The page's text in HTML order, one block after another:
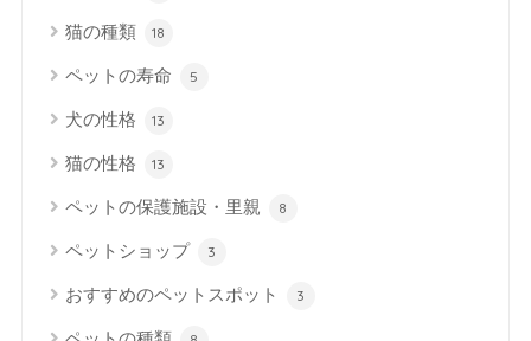
猫の種類 18
ペットの寿命 5
犬の性格 13
猫の性格 13
ペットの保護施設・里親 8
ペットショップ 3
おすすめのペットスポット 3